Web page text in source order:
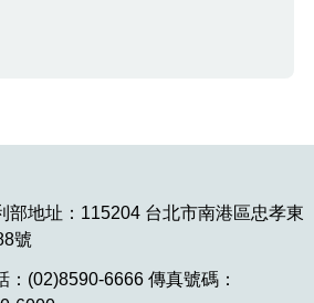
部地址：115204 台北市南港區忠孝東
號
：(02)8590-6666 傳真號碼：